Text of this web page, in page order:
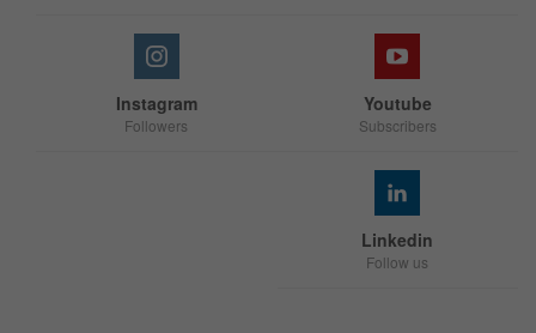
Youtube
Subscribers
Instagram
Followers
Linkedin
Follow us